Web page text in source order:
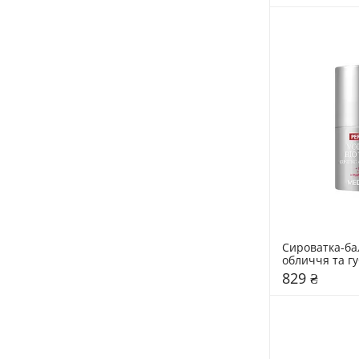
Сироватка-
обличчя та
комплексом
829 ₴